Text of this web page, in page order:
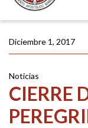
Diciembre 1, 2017
Noticias
CIERRE